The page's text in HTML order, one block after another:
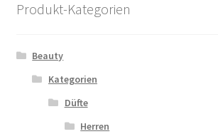
Produkt-Kategorien
Beauty
Kategorien
Düfte
Herren